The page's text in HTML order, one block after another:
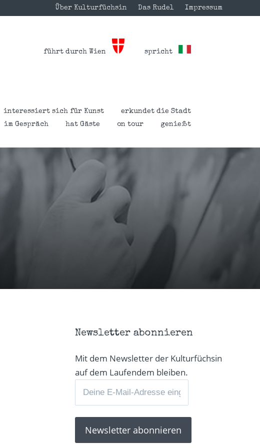
Über Kulturfüchsin Das Rudel Impressum
führt durch Wien spricht
interessiert sich für Kunst
erkundet die Stadt
im Gespräch
hat Gäste on tour genießt
Newsletter abonnieren
Mit dem Newsletter der Kulturfüchsin
auf dem Laufendem bleiben.